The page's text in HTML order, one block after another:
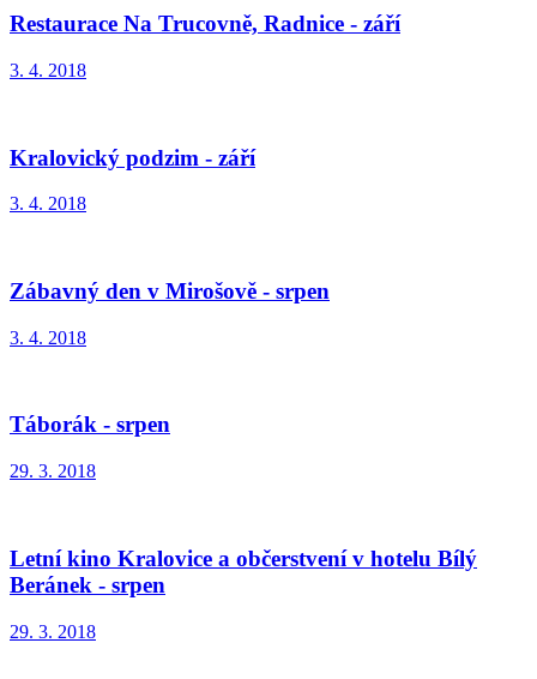
Restaurace Na Trucovně, Radnice - září
3. 4. 2018
Kralovický podzim - září
3. 4. 2018
Zábavný den v Mirošově - srpen
3. 4. 2018
Táborák - srpen
29. 3. 2018
Letní kino Kralovice a občerstvení v hotelu Bílý
Beránek - srpen
29. 3. 2018